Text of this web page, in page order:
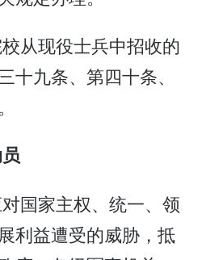
从现役士兵中招收的
十九条、第四十条、
国家主权、统一、领
利益遭受的威胁，抵